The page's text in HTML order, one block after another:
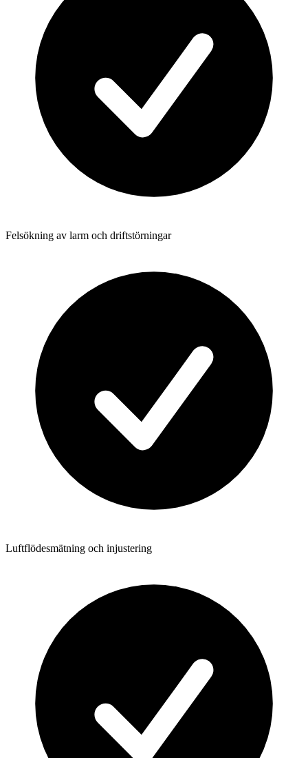
Felsökning av larm och driftstörningar
Luftflödesmätning och injustering